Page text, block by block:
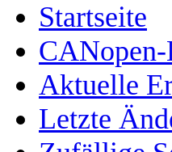
Startseite
Aktuelle
Letzte